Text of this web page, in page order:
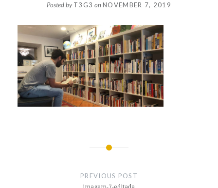
Posted byT3G3 onNOVEMBER 7, 2019
PREVIOUS POST